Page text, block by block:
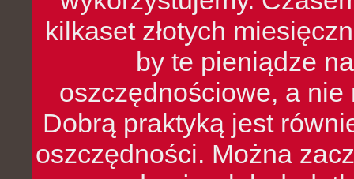
kilkaset złotych
by te pieniądze
oszczędnościowe, a nie
Dobrą praktyką jest
oszczędności. Można